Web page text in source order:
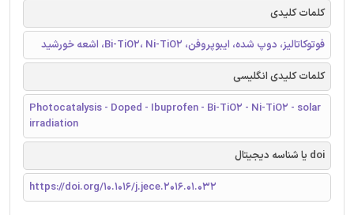
کلمات کلیدی
فوتوکاتالیز، دوپ شده، ایبوپروفن، Bi-TiO2، Ni-TiO2، اشعه خورشید
کلمات کلیدی انگلیسی
Photocatalysis - Doped - Ibuprofen - Bi-TiO2 - Ni-TiO2 - solar
irradiation
doi یا شناسه دیجیتال
https://doi.org/10.1016/j.jece.2016.01.032